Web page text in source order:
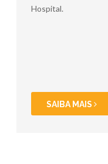
Hospital.
SAIBA MAIS